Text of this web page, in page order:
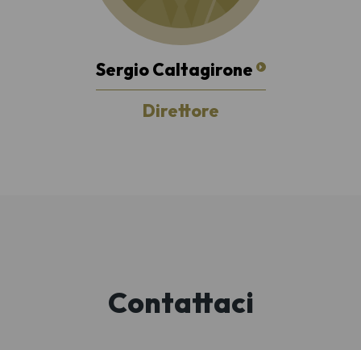
Sergio Caltagirone
Direttore
Contattaci